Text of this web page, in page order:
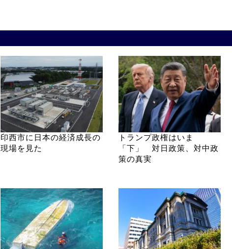
印西市に日本の経済成長の
現場を見た
トランプ政権はいま
「下」 対日政策、対中政
策の真実